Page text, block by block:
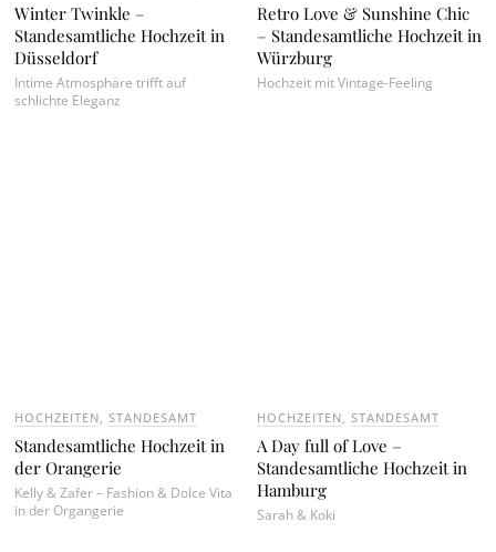
Winter Twinkle –
Standesamtliche Hochzeit in
Düsseldorf
Intime Atmosphäre trifft auf
schlichte Eleganz
Retro Love & Sunshine Chic
– Standesamtliche Hochzeit in
Würzburg
Hochzeit mit Vintage-Feeling
HOCHZEITEN ,STANDESAMT
Standesamtliche Hochzeit in
der Orangerie
Kelly & Zafer – Fashion & Dolce Vita
in der Organgerie
HOCHZEITEN STANDESAMT
A Day full of Love –
Standesamtliche Hochzeit in
Hamburg
Sarah & Koki